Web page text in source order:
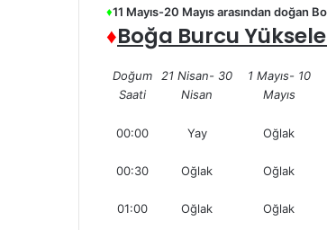
♦11 Mayıs-20 Mayıs arasından doğan
♦Boğa Burcu
Doğum
Saati
21 Nisan- 30
Nisan
1 Mayıs- 10
Mayıs
00:00 Yay Oğlak
00:30 Oğlak Oğlak
01:00 Oğlak Oğlak